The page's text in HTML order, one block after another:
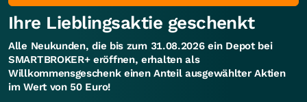
Ihre Lieblingsaktie geschenkt
Alle Neukunden, die bis zum 31.08.2026 ein Depot bei
SMARTBROKER+ eröffnen, erhalten als
Willkommensgeschenk einen Anteil ausgewählter Aktien
im Wert von 50 Euro!